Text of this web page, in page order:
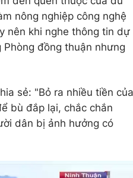
nông nghiệp công nghệ
nên khi nghe thông tin dự
đồng thuận nhưng
sẻ: "Bỏ ra nhiều tiền của
bù đắp lại, chắc chắn
dân bị ảnh hưởng có